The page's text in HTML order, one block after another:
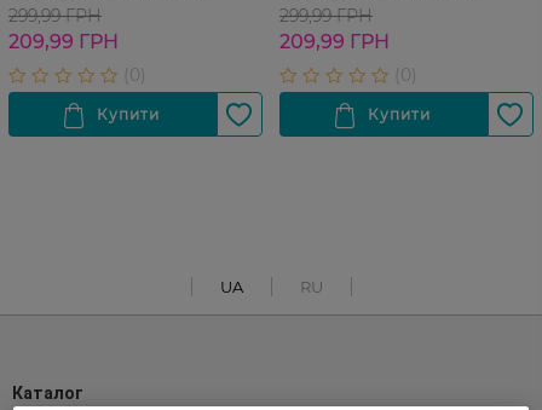
299,99 ГРН
209,99 ГРН
299,99 ГРН
209,99 ГРН
UA RU
Каталог